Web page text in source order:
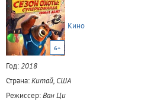
6+
Кино
Год:2018
Страна:Китай, США
Режиссер:Ван Ци